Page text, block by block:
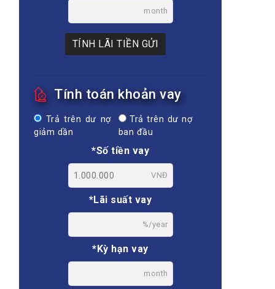
month
TÍNH LÃI TIỀN GỬI
Tính toán khoản vay
Trả trên dư nợ
giảm dần
Trả trên dư nợ
ban đầu
*Số tiền vay
VNĐ
*Lãi suất vay
%/year
*Kỳ hạn vay
month